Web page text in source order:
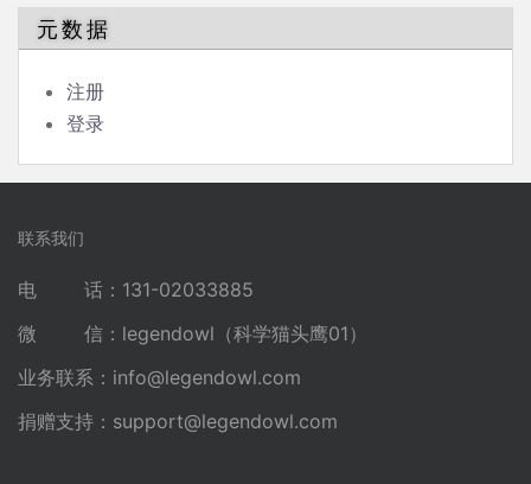
元数据
注册
登录
联系我们
电 话：131-02033885
微 信：legendowl（科学猫头鹰01）
业务联系： info@legendowl.com
捐赠支持： support@legendowl.com